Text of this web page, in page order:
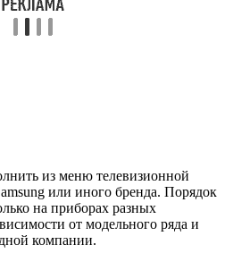
из меню телевизионной
или иного бренда. Порядок
на приборах разных
от модельного ряда и
компании.